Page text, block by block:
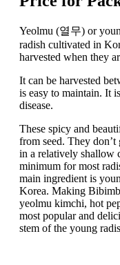
Yeolmu (열무) or
radish cultivated in
harvested when they
It can be harvested
is easy to maintain. It
disease.
These spicy and
from seed. They
in a relatively shallow
minimum for most
main ingredient is
Korea. Making
yeolmu kimchi, hot
most popular and
stem of the young